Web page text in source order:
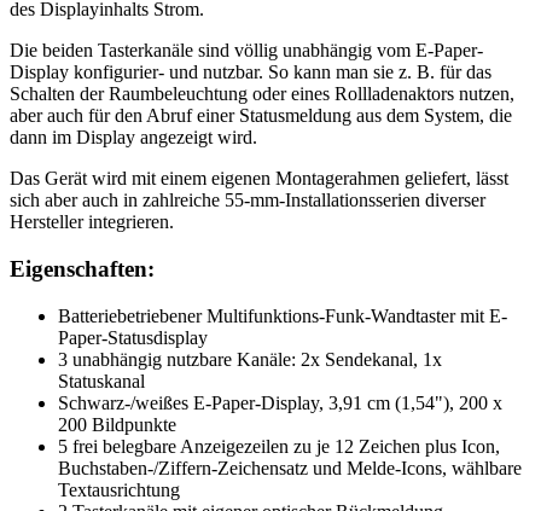
des Displayinhalts Strom.
Die beiden Tasterkanäle sind völlig unabhängig vom E-Paper-
Display konfigurier- und nutzbar. So kann man sie z. B. für das
Schalten der Raumbeleuchtung oder eines Rollladenaktors nutzen,
aber auch für den Abruf einer Statusmeldung aus dem System, die
dann im Display angezeigt wird.
Das Gerät wird mit einem eigenen Montagerahmen geliefert, lässt
sich aber auch in zahlreiche 55-mm-Installationsserien diverser
Hersteller integrieren.
Eigenschaften:
Batteriebetriebener Multifunktions-Funk-Wandtaster mit E-
Paper-Statusdisplay
3 unabhängig nutzbare Kanäle: 2x Sendekanal, 1x
Statuskanal
Schwarz-/weißes E-Paper-Display, 3,91 cm (1,54"), 200 x
200 Bildpunkte
5 frei belegbare Anzeigezeilen zu je 12 Zeichen plus Icon,
Buchstaben-/Ziffern-Zeichensatz und Melde-Icons, wählbare
Textausrichtung